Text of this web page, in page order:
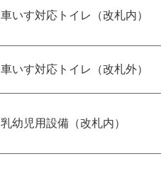
車いす対応トイレ（改札内）
車いす対応トイレ（改札外）
乳幼児用設備（改札内）